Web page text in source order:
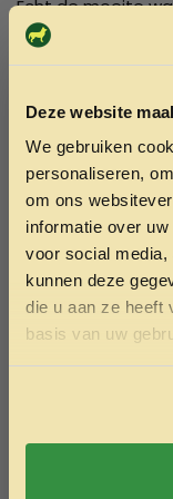
Deze website
We gebruiken
personaliseren,
om ons
informatie over
voor social media,
kunnen deze
die u aan ze heeft
basis van uw
Echt de moeite
Flexi new
JE
Door je in te